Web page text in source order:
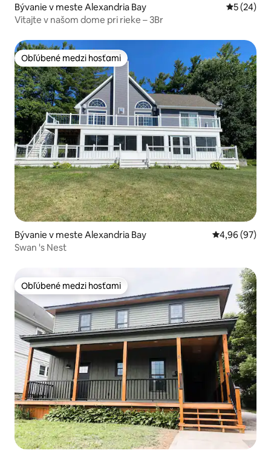
Bývanie v meste Alexandria Bay
5 (24)
Vitajte v našom dome pri rieke – 3Br
Obľúbené medzi hosťami
Obľúbené medzi hosťami
Bývanie v meste Alexandria Bay Priemerné
4,96 (97)
Swan 's Nest
Obľúbené medzi hosťami
Obľúbené medzi hosťami